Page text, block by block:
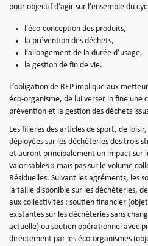
pour objectif d’agir sur l’ensemble du
l’éco-conception des produits,
la prévention des déchets,
l’allongement de la durée d’usage,
la gestion de fin de vie.
L’obligation de REP implique aux
éco-organisme, de lui verser in fine une
prévention et la gestion des déchets
Les filières des articles de sport, de
déployées sur les déchèteries des trois
et auront principalement un impact sur
valorisables » mais pas sur le volume
Résiduelles. Suivant les agréments, les
la taille disponible sur les déchèteries,
aux collectivités : soutien financier
existantes sur les déchèteries sans
actuelle) ou soutien opérationnel avec
directement par les éco-organismes